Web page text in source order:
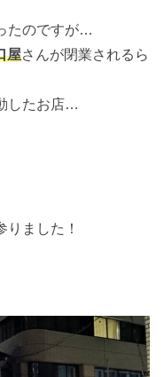
たのですが…
屋さんが閉業されるら
したお店…
ました！